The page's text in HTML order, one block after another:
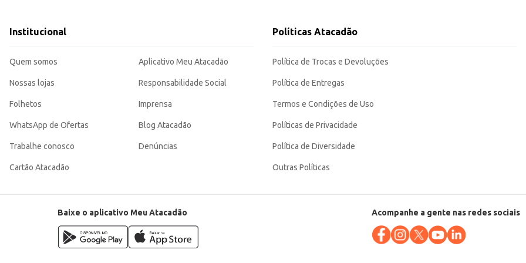
de estimação.
Institucional
Quem somos
Nossas lojas
Folhetos
WhatsApp de Ofertas
Trabalhe conosco
Cartão Atacadão
Aplicativo Meu Atacadão
Responsabilidade Social
Imprensa
Blog Atacadão
Denúncias
Políticas Atacadão
Política de Trocas e Devoluções
Política de Entregas
Termos e Condições de Uso
Políticas de Privacidade
Política de Diversidade
Outras Políticas
Baixe o aplicativo Meu Atacadão Acompanhe a gente nas redes sociais